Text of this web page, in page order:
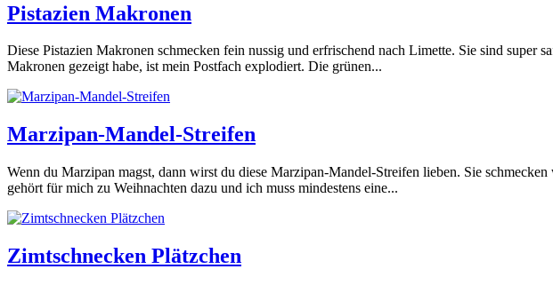
Pistazien Makronen
Diese Pistazien Makronen schmecken fein nussig und erfrischend nach Limette. Sie sind
Makronen gezeigt habe, ist mein Postfach explodiert. Die grünen...
Marzipan-Mandel-Streifen
Wenn du Marzipan magst, dann wirst du diese Marzipan-Mandel-Streifen lieben. Sie
gehört für mich zu Weihnachten dazu und ich muss mindestens eine...
Zimtschnecken Plätzchen